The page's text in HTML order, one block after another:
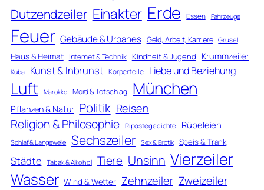
Dutzendzeiler Einakter Erde Essen Fahrzeuge
Feuer Gebäude & Urbanes Geld, Arbeit, Karriere Grusel
Haus & Heimat Internet & Technik Kindheit & Jugend Krummzeiler
Kuba Kunst & Inbrunst Körperteile Liebe und Beziehung
Luft Marokko Mord & Totschlag München
Pflanzen & Natur Politik Reisen
Religion & Philosophie Ripostegedichte Rüpeleien
Schlaf & Langeweile Sechszeiler Sex & Erotik Speis & Trank
Städte Tabak & Alkohol Tiere Unsinn Vierzeiler
Wasser Wind & Wetter Zehnzeiler Zweizeiler